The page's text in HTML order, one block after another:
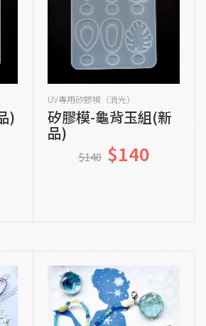
)
貨到通知我
UV專用矽膠模（消光）
矽膠模-龜背玉組(新
品)
$140 $140